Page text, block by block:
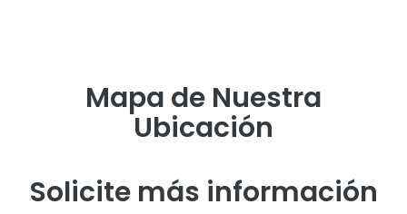
Mapa de Nuestra
Ubicación
Solicite más información